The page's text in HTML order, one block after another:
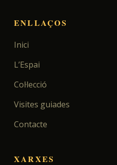
ENLLAÇOS
Inici
L’Espai
Col·lecció
Visites guiades
Contacte
XARXES